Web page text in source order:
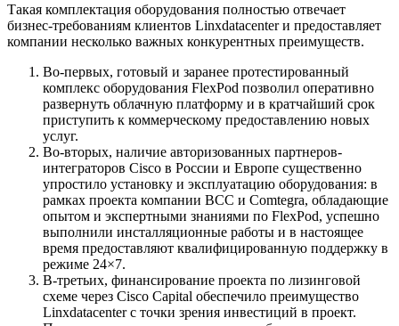
Такая комплектация оборудования полностью отвечает
бизнес-требованиям клиентов Linxdatacenter и предоставляет
компании несколько важных конкурентных преимуществ.
Во-первых, готовый и заранее протестированный
комплекс оборудования FlexPod позволил оперативно
развернуть облачную платформу и в кратчайший срок
приступить к коммерческому предоставлению новых
услуг.
Во-вторых, наличие авторизованных партнеров-
интеграторов Cisco в России и Европе существенно
упростило установку и эксплуатацию оборудования: в
рамках проекта компании BCC и Comtegra, обладающие
опытом и экспертными знаниями по FlexPod, успешно
выполнили инсталляционные работы и в настоящее
время предоставляют квалифицированную поддержку в
режиме 24×7.
В-третьих, финансирование проекта по лизинговой
схеме через Cisco Capital обеспечило преимущество
Linxdatacenter с точки зрения инвестиций в проект.